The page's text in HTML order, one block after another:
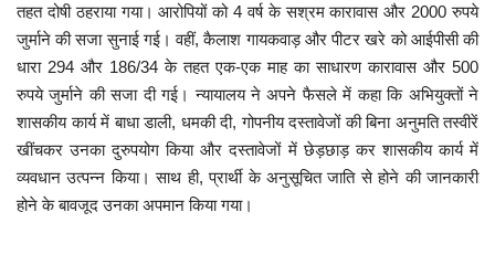
राशिफल
खेल
बिजनेस
फोटो
तहत दोषी ठहराया गया। आरोपियों को 4 वर्ष के सश्रम कारावास और 2000 रुपये
जुर्माने की सजा सुनाई गई। वहीं, कैलाश गायकवाड़ और पीटर खरे को आईपीसी की
धारा 294 और 186/34 के तहत एक-एक माह का साधारण कारावास और 500
रुपये जुर्माने की सजा दी गई। न्यायालय ने अपने फैसले में कहा कि अभियुक्तों ने
शासकीय कार्य में बाधा डाली, धमकी दी, गोपनीय दस्तावेजों की बिना अनुमति तस्वीरें
खींचकर उनका दुरुपयोग किया और दस्तावेजों में छेड़छाड़ कर शासकीय कार्य में
व्यवधान उत्पन्न किया। साथ ही, प्रार्थी के अनुसूचित जाति से होने की जानकारी
होने के बावजूद उनका अपमान किया गया।